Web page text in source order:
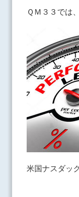
ＱＭ３３では
米国ナスダッ